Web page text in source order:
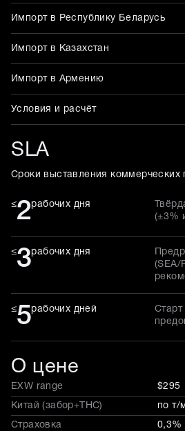
Импорт в Республику Беларусь
Импорт в Казахстан
Импорт в Армению
Условия и расчёт
SLA
Сроки выставления коммерческих
≤2рабочих дня
(±3%
≤3рабочих дня
(SEA/
≤5рабочих дней
Старт
О цене
EXW range $295
Китай (забор+THC) по т/
Страховка 0,3%